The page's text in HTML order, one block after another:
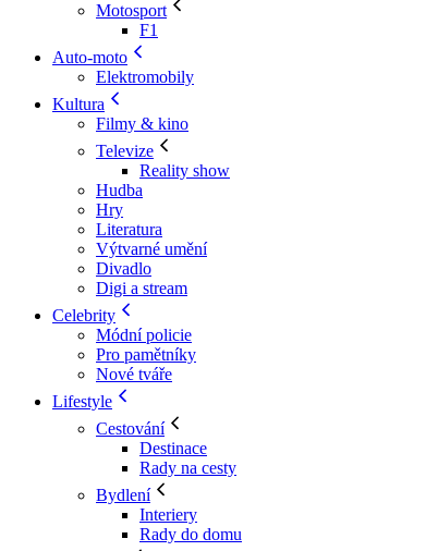
Motosport
F1
Auto-moto
Elektromobily
Kultura
Filmy & kino
Televize
Reality show
Hudba
Hry
Literatura
Výtvarné umění
Divadlo
Digi a stream
Celebrity
Módní policie
Pro pamětníky
Nové tváře
Lifestyle
Cestování
Destinace
Rady na cesty
Bydlení
Interiery
Rady do domu